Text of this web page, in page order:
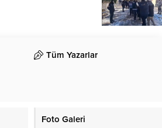
Tüm Yazarlar
Foto Galeri